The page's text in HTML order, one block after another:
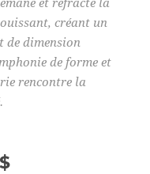
et réfracte la
créant un
de dimension
de forme et
rencontre la